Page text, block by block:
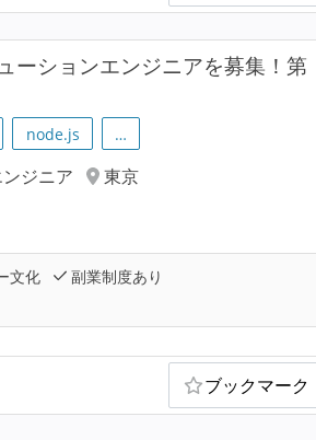
ーションエンジニアを募集！第
node.js …
ジニア
東京
文化
副業制度あり
ブックマーク